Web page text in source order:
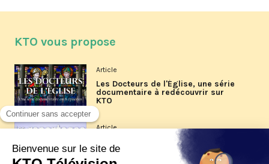
KTO vous propose
Article
Les Docteurs de l'Église, une série
documentaire à redécouvrir sur
KTO
Article
Les reportages d'été 2026 de KTO